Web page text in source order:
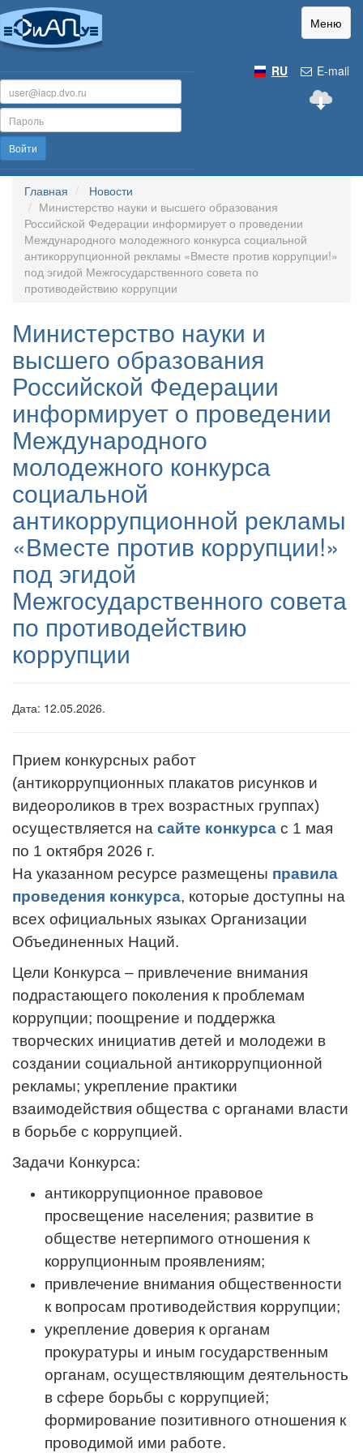
Меню
E-mail
RU
Войти
Главная
Новости
Министерство науки и высшего образования
Российской Федерации информирует о проведении
Международного молодежного конкурса социальной
антикоррупционной рекламы «Вместе против коррупции!»
под эгидой Межгосударственного совета по
противодействию коррупции
Министерство науки и
высшего образования
Российской Федерации
информирует о проведении
Международного
молодежного конкурса
социальной
антикоррупционной рекламы
«Вместе против коррупции!»
под эгидой
Межгосударственного совета
по противодействию
коррупции
Дата: 12.05.2026.
Прием конкурсных работ
(антикоррупционных плакатов рисунков и
видеороликов в трех возрастных группах)
осуществляется на сайте конкурса с 1 мая
по 1 октября 2026 г.
На указанном ресурсе размещены правила
проведения конкурса, которые доступны на
всех официальных языках Организации
Объединенных Наций.
Цели Конкурса – привлечение внимания
подрастающего поколения к проблемам
коррупции; поощрение и поддержка
творческих инициатив детей и молодежи в
создании социальной антикоррупционной
рекламы; укрепление практики
взаимодействия общества с органами власти
в борьбе с коррупцией.
Задачи Конкурса:
антикоррупционное правовое
просвещение населения; развитие в
обществе нетерпимого отношения к
коррупционным проявлениям;
привлечение внимания общественности
к вопросам противодействия коррупции;
укрепление доверия к органам
прокуратуры и иным государственным
органам, осуществляющим деятельность
в сфере борьбы с коррупцией;
формирование позитивного отношения к
проводимой ими работе.